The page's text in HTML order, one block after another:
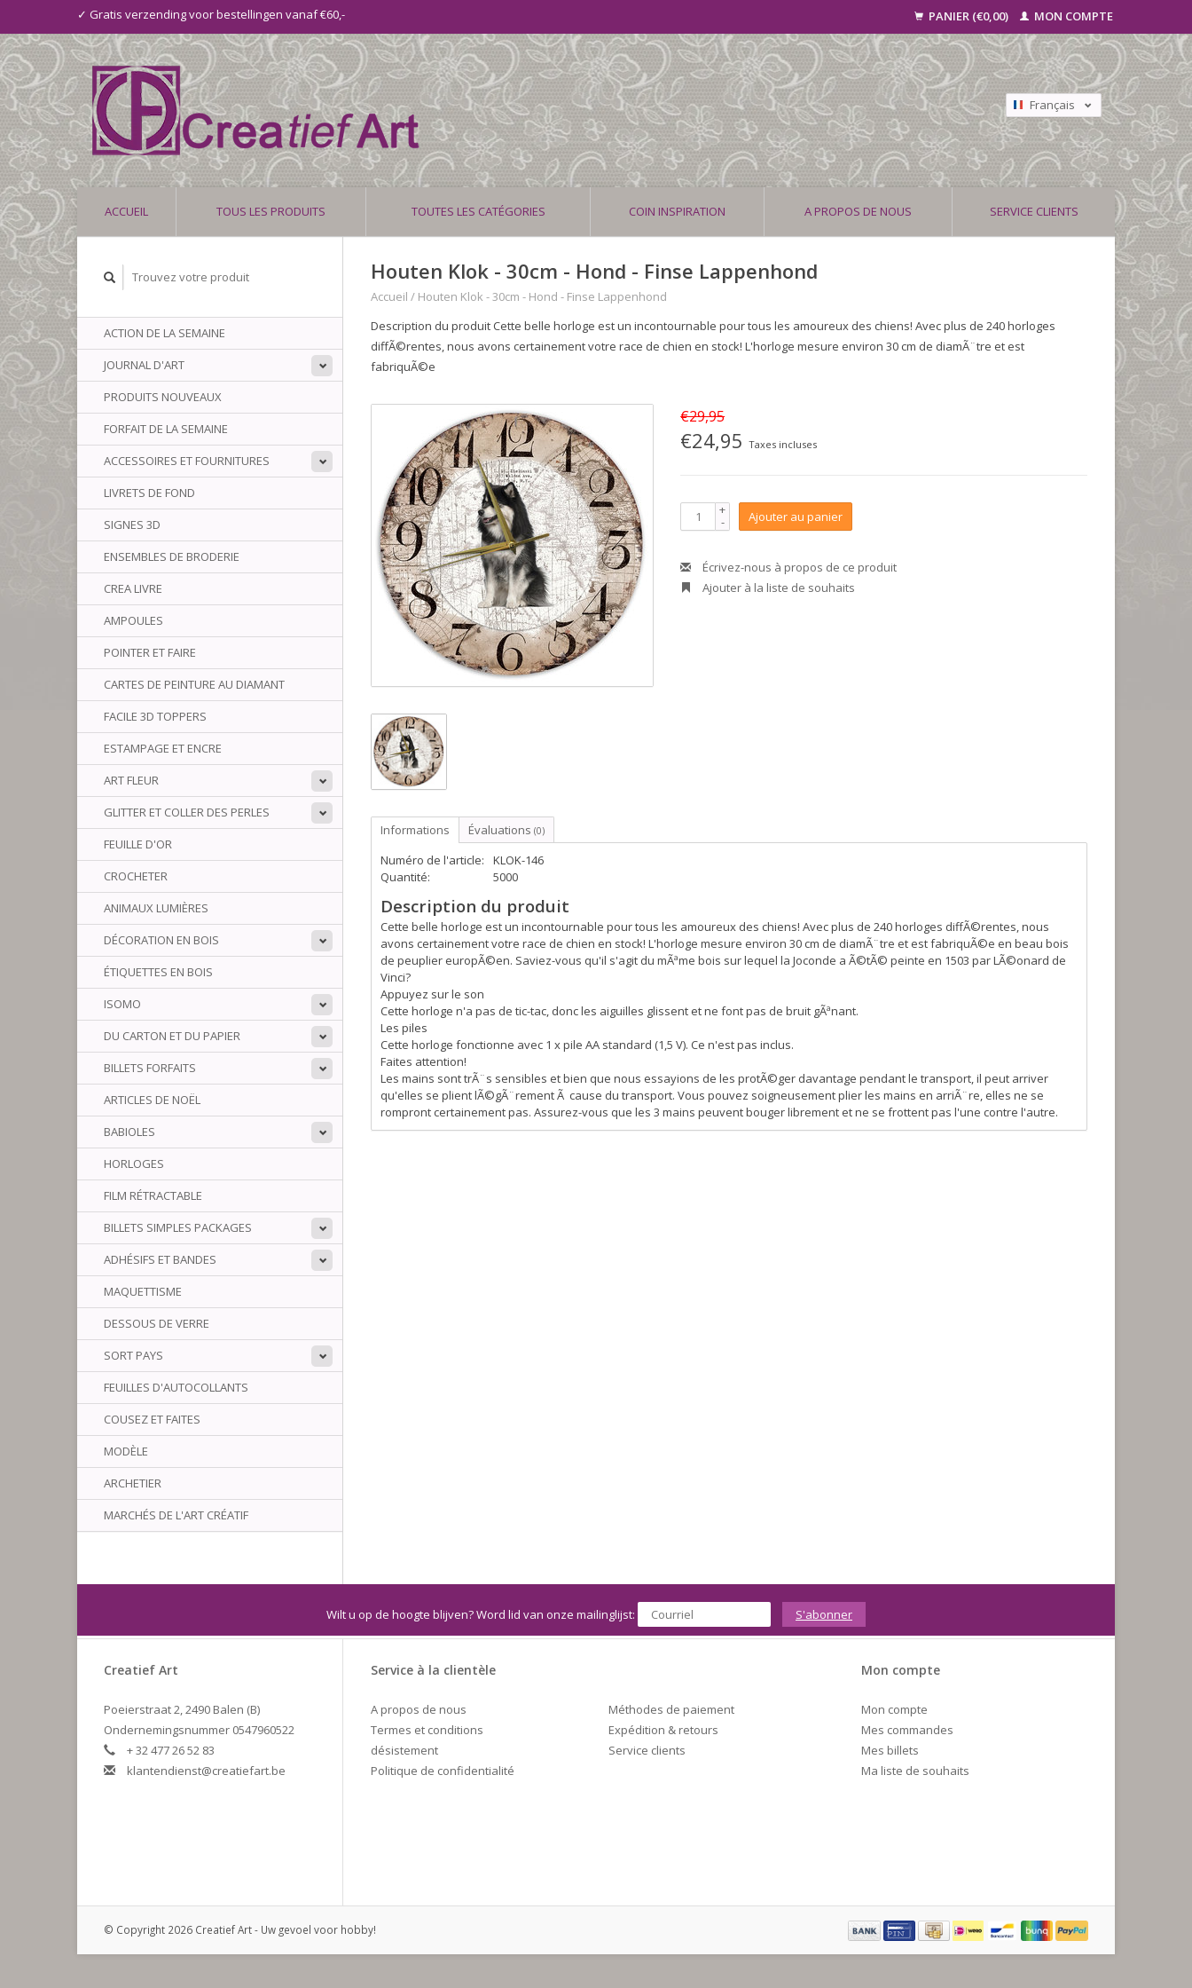
✓ Gratis verzending voor bestellingen vanaf €60,- PANIER (€0,00) MON COMPTE
Français
Nederlands
Deutsch
ACCUEIL TOUS LES PRODUITS TOUTES LES CATÉGORIES COIN INSPIRATION A PROPOS DE NOUS SERVICE CLIENTS
ACTION DE LA SEMAINE
JOURNAL D'ART
PRODUITS NOUVEAUX
FORFAIT DE LA SEMAINE
ACCESSOIRES ET FOURNITURES
LIVRETS DE FOND
SIGNES 3D
ENSEMBLES DE BRODERIE
CREA LIVRE
AMPOULES
POINTER ET FAIRE
CARTES DE PEINTURE AU DIAMANT
FACILE 3D TOPPERS
ESTAMPAGE ET ENCRE
ART FLEUR
GLITTER ET COLLER DES PERLES
FEUILLE D'OR
CROCHETER
ANIMAUX LUMIÈRES
DÉCORATION EN BOIS
ÉTIQUETTES EN BOIS
ISOMO
DU CARTON ET DU PAPIER
BILLETS FORFAITS
ARTICLES DE NOËL
BABIOLES
HORLOGES
FILM RÉTRACTABLE
BILLETS SIMPLES PACKAGES
ADHÉSIFS ET BANDES
MAQUETTISME
DESSOUS DE VERRE
SORT PAYS
FEUILLES D'AUTOCOLLANTS
COUSEZ ET FAITES
MODÈLE
ARCHETIER
MARCHÉS DE L'ART CRÉATIF
Houten Klok - 30cm - Hond - Finse Lappenhond
Accueil / Houten Klok - 30cm - Hond - Finse Lappenhond
Description du produit Cette belle horloge est un incontournable pour tous les amoureux des chiens! Avec plus de 240 horloges
diffÃ©rentes, nous avons certainement votre race de chien en stock! L'horloge mesure environ 30 cm de diamÃ¨tre et est
fabriquÃ©e
€29,95
€24,95Taxes incluses
+
- Ajouter au panier
Écrivez-nous à propos de ce produit
Ajouter à la liste de souhaits
Informations Évaluations (0)
Numéro de l'article:
KLOK-146
Quantité:
5000
Description du produit
Cette belle horloge est un incontournable pour tous les amoureux des chiens! Avec plus de 240 horloges diffÃ©rentes, nous
avons certainement votre race de chien en stock! L'horloge mesure environ 30 cm de diamÃ¨tre et est fabriquÃ©e en beau bois
de peuplier europÃ©en. Saviez-vous qu'il s'agit du mÃªme bois sur lequel la Joconde a Ã©tÃ© peinte en 1503 par LÃ©onard de
Vinci?
Appuyez sur le son
Cette horloge n'a pas de tic-tac, donc les aiguilles glissent et ne font pas de bruit gÃªnant.
Les piles
Cette horloge fonctionne avec 1 x pile AA standard (1,5 V). Ce n'est pas inclus.
Faites attention!
Les mains sont trÃ¨s sensibles et bien que nous essayions de les protÃ©ger davantage pendant le transport, il peut arriver
qu'elles se plient lÃ©gÃ¨rement Ã cause du transport. Vous pouvez soigneusement plier les mains en arriÃ¨re, elles ne se
rompront certainement pas. Assurez-vous que les 3 mains peuvent bouger librement et ne se frottent pas l'une contre l'autre.
Wilt u op de hoogte blijven? Word lid van onze mailinglijst: S'abonner
Creatief Art
Poeierstraat 2, 2490 Balen (B)
Ondernemingsnummer 0547960522
+ 32 477 26 52 83
klantendienst@creatiefart.be
Service à la clientèle
A propos de nous
Termes et conditions
désistement
Politique de confidentialité
Méthodes de paiement
Expédition & retours
Service clients
Mon compte
Mon compte
Mes commandes
Mes billets
Ma liste de souhaits
© Copyright 2026 Creatief Art - Uw gevoel voor hobby!